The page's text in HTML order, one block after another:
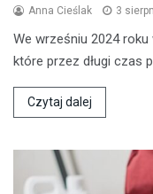
Anna Cieślak 3
We wrześniu 2024 roku
które przez długi czas
Czytaj dalej